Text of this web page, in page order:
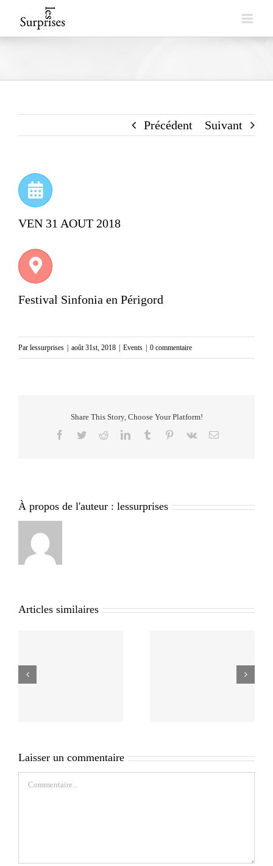
to
Précédent Suivant
VEN 31 AOUT 2018
Festival Sinfonia en Périgord
Par lessurprises | août 31st, 2018 | Events | 0 commentaire
Share This Story, Choose Your Platform!
Facebook
TwitterRedditLinkedInTumblr Pinterest
Vk Email
À propos de l'auteur : lessurprises
Articles similaires
Laisser un commentaire
Commentaire